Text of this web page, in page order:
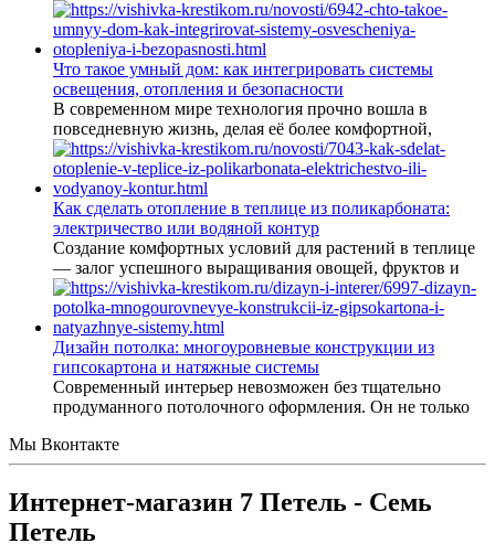
Что такое умный дом: как интегрировать системы
освещения, отопления и безопасности
В современном мире технология прочно вошла в
повседневную жизнь, делая её более комфортной,
Как сделать отопление в теплице из поликарбоната:
электричество или водяной контур
Создание комфортных условий для растений в теплице
— залог успешного выращивания овощей, фруктов и
Дизайн потолка: многоуровневые конструкции из
гипсокартона и натяжные системы
Современный интерьер невозможен без тщательно
продуманного потолочного оформления. Он не только
Мы Вконтакте
Интернет-магазин 7 Петель - Семь
Петель